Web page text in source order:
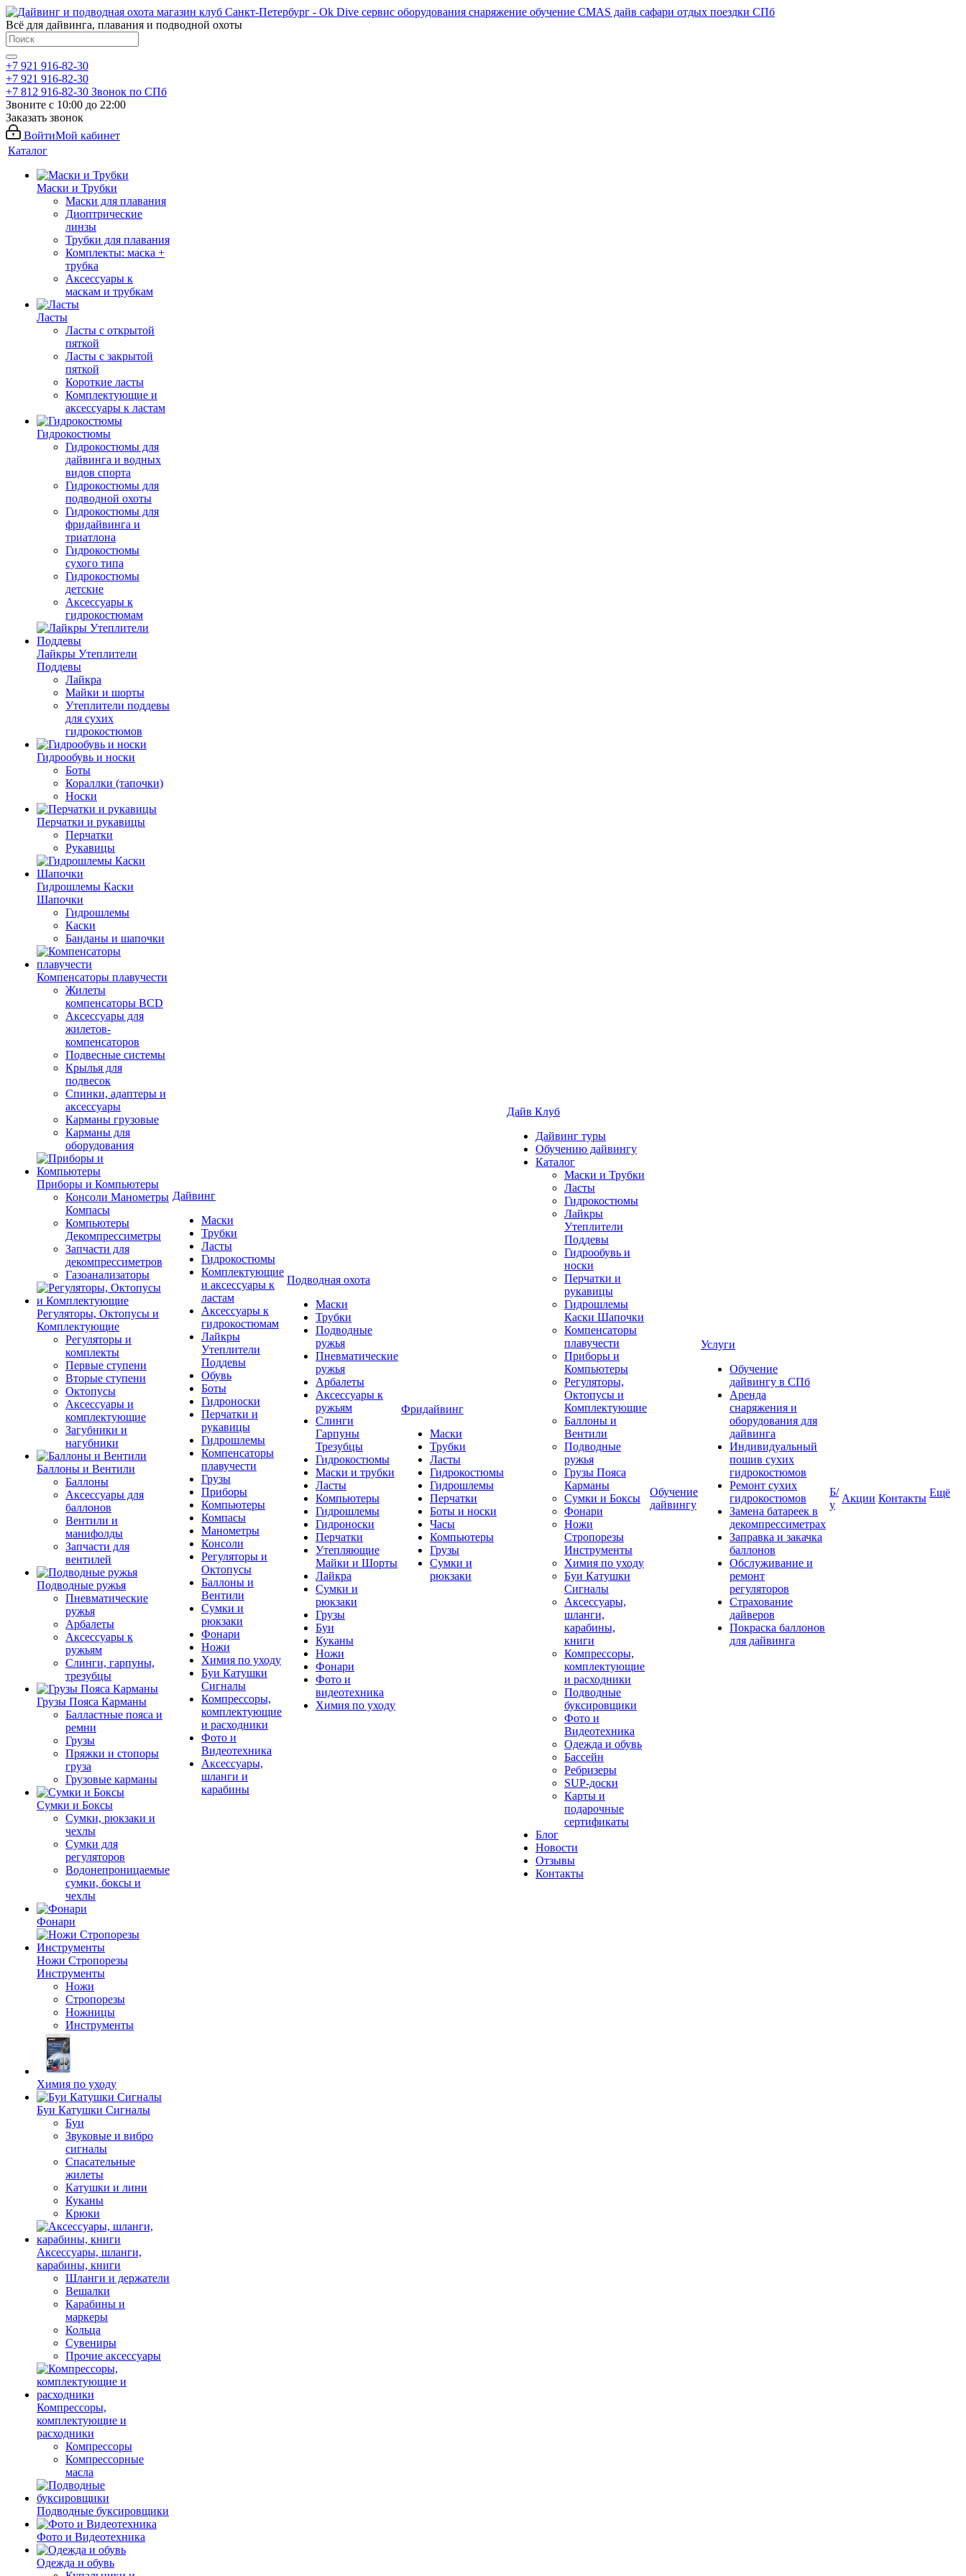
Всё для дайвинга, плавания и подводной охоты
+7 921 916-82-30
+7 921 916-82-30
+7 812 916-82-30 Звонок по СПб
Звоните с 10:00 до 22:00
Заказать звонок
ВойтиМой кабинет
Каталог
Маски и Трубки
Маски для плавания
Диоптрические
линзы
Трубки для плавания
Комплекты: маска +
трубка
Аксессуары к
маскам и трубкам
Ласты
Ласты с открытой
пяткой
Ласты с закрытой
пяткой
Короткие ласты
Комплектующие и
аксессуары к ластам
Гидрокостюмы
Гидрокостюмы для
дайвинга и водных
видов спорта
Гидрокостюмы для
подводной охоты
Гидрокостюмы для
фридайвинга и
триатлона
Гидрокостюмы
сухого типа
Гидрокостюмы
детские
Аксессуары к
гидрокостюмам
Лайкры Утеплители
Поддевы
Лайкра
Майки и шорты
Утеплители поддевы
для сухих
гидрокостюмов
Гидрообувь и носки
Боты
Кораллки (тапочки)
Носки
Перчатки и рукавицы
Перчатки
Рукавицы
Гидрошлемы Каски
Шапочки
Гидрошлемы
Каски
Банданы и шапочки
Компенсаторы плавучести
Жилеты
компенсаторы BCD
Аксессуары для
жилетов-
компенсаторов
Подвесные системы
Крылья для
подвесок
Спинки, адаптеры и
аксессуары
Карманы грузовые
Карманы для
оборудования
Приборы и Компьютеры
Консоли Манометры
Компасы
Компьютеры
Декомпрессиметры
Запчасти для
декомпрессиметров
Газоанализаторы
Регуляторы, Октопусы и
Комплектующие
Регуляторы и
комплекты
Первые ступени
Вторые ступени
Октопусы
Аксессуары и
комплектующие
Загубники и
нагубники
Баллоны и Вентили
Баллоны
Аксессуары для
баллонов
Вентили и
манифолды
Запчасти для
вентилей
Подводные ружья
Пневматические
ружья
Арбалеты
Аксессуары к
ружьям
Слинги, гарпуны,
трезубцы
Грузы Пояса Карманы
Балластные пояса и
ремни
Грузы
Пряжки и стопоры
груза
Грузовые карманы
Сумки и Боксы
Сумки, рюкзаки и
чехлы
Сумки для
регуляторов
Водонепроницаемые
сумки, боксы и
чехлы
Фонари
Ножи Стропорезы
Инструменты
Ножи
Стропорезы
Ножницы
Инструменты
Химия по уходу
Буи Катушки Сигналы
Буи
Звуковые и вибро
сигналы
Спасательные
жилеты
Катушки и лини
Куканы
Крюки
Аксессуары, шланги,
карабины, книги
Шланги и держатели
Вешалки
Карабины и
маркеры
Кольца
Сувениры
Прочие аксессуары
Компрессоры,
комплектующие и
расходники
Компрессоры
Компрессорные
масла
Подводные буксировщики
Фото и Видеотехника
Одежда и обувь
Дайвинг
Маски
Трубки
Ласты
Гидрокостюмы
Комплектующие
и аксессуары к
ластам
Аксессуары к
гидрокостюмам
Лайкры
Утеплители
Поддевы
Обувь
Боты
Гидроноски
Перчатки и
рукавицы
Гидрошлемы
Компенсаторы
плавучести
Грузы
Приборы
Компьютеры
Компасы
Манометры
Консоли
Регуляторы и
Октопусы
Баллоны и
Вентили
Сумки и
рюкзаки
Фонари
Ножи
Химия по уходу
Буи Катушки
Сигналы
Компрессоры,
комплектующие
и расходники
Фото и
Видеотехника
Аксессуары,
шланги и
карабины
Подводная охота
Маски
Трубки
Подводные
ружья
Пневматические
ружья
Арбалеты
Аксессуары к
ружьям
Слинги
Гарпуны
Трезубцы
Гидрокостюмы
Маски и трубки
Ласты
Компьютеры
Гидрошлемы
Гидроноски
Перчатки
Утепляющие
Майки и Шорты
Лайкра
Сумки и
рюкзаки
Грузы
Буи
Куканы
Ножи
Фонари
Фото и
видеотехника
Химия по уходу
Фридайвинг
Маски
Трубки
Ласты
Гидрокостюмы
Гидрошлемы
Перчатки
Боты и носки
Часы
Компьютеры
Грузы
Сумки и
рюкзаки
Дайв Клуб
Дайвинг туры
Обучению дайвингу
Каталог
Маски и Трубки
Ласты
Гидрокостюмы
Лайкры
Утеплители
Поддевы
Гидрообувь и
носки
Перчатки и
рукавицы
Гидрошлемы
Каски Шапочки
Компенсаторы
плавучести
Приборы и
Компьютеры
Регуляторы,
Октопусы и
Комплектующие
Баллоны и
Вентили
Подводные
ружья
Грузы Пояса
Карманы
Сумки и Боксы
Фонари
Ножи
Стропорезы
Инструменты
Химия по уходу
Буи Катушки
Сигналы
Аксессуары,
шланги,
карабины,
книги
Компрессоры,
комплектующие
и расходники
Подводные
буксировщики
Фото и
Видеотехника
Одежда и обувь
Бассейн
Ребризеры
SUP-доски
Карты и
подарочные
сертификаты
Блог
Новости
Отзывы
Контакты
Обучение
дайвингу
Услуги
Обучение
дайвингу в СПб
Аренда
снаряжения и
оборудования для
дайвинга
Индивидуальный
пошив сухих
гидрокостюмов
Ремонт сухих
гидрокостюмов
Замена батареек в
декомпрессиметрах
Заправка и закачка
баллонов
Обслуживание и
ремонт
регуляторов
Страхование
дайверов
Покраска баллонов
для дайвинга
Б/
у
Акции Контакты Ещё